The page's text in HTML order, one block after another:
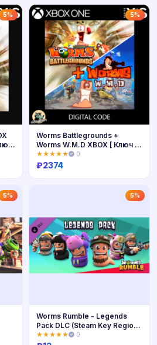
Купить
5% 5%
Worms Battlegrounds +
Worms W.M.D XBOX [ Ключ 🔑
Код ]
★★★★★ 0
₽2374
5% 5%
Worms Rumble - Legends
Pack DLC (Steam Key Region
Free)
★★★★★ 0